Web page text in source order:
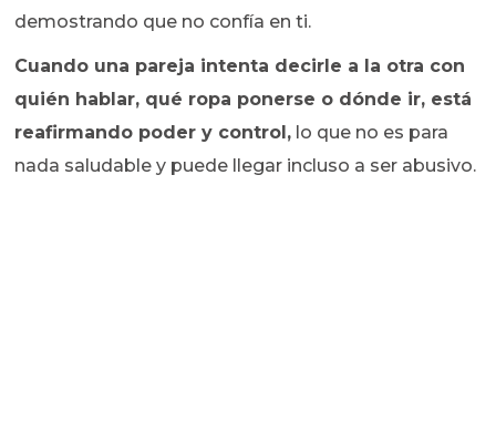
demostrando que no confía en ti.
Cuando una pareja intenta decirle a la otra con
quién hablar, qué ropa ponerse o dónde ir, está
reafirmando poder y control, lo que no es para
nada saludable y puede llegar incluso a ser abusivo.